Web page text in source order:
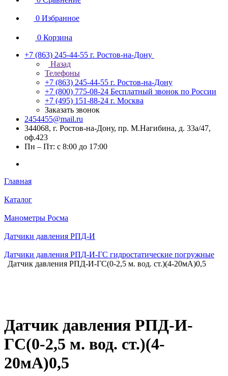
0 Избранное
0 Корзина
+7 (863) 245-44-55 г. Ростов-на-Дону
Назад
Телефоны
+7 (863) 245-44-55 г. Ростов-на-Дону
+7 (800) 775-08-24 Бесплатный звонок по России
+7 (495) 151-88-24 г. Москва
Заказать звонок
2454455@mail.ru
344068, г. Ростов-на-Дону, пр. М.Нагибина, д. 33а/47,
оф.423
Пн – Пт: с 8:00 до 17:00
Главная
Каталог
Манометры Росма
Датчики давления РПД-И
Датчики давления РПД-И-ГС гидростатические погружные
Датчик давления РПД-И-ГС(0-2,5 м. вод. ст.)(4-20мА)0,5
Датчик давления РПД-И-
ГС(0-2,5 м. вод. ст.)(4-
20мА)0,5